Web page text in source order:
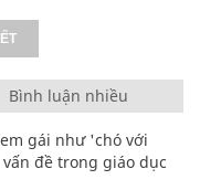
Bình luận nhiều
gái như 'chó với
đề trong giáo dục